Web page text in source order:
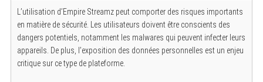
L’utilisation d’Empire Streamz peut comporter des risques importants
en matière de sécurité. Les utilisateurs doivent être conscients des
dangers potentiels, notamment les malwares qui peuvent infecter leurs
appareils. De plus, l’exposition des données personnelles est un enjeu
critique sur ce type de plateforme.